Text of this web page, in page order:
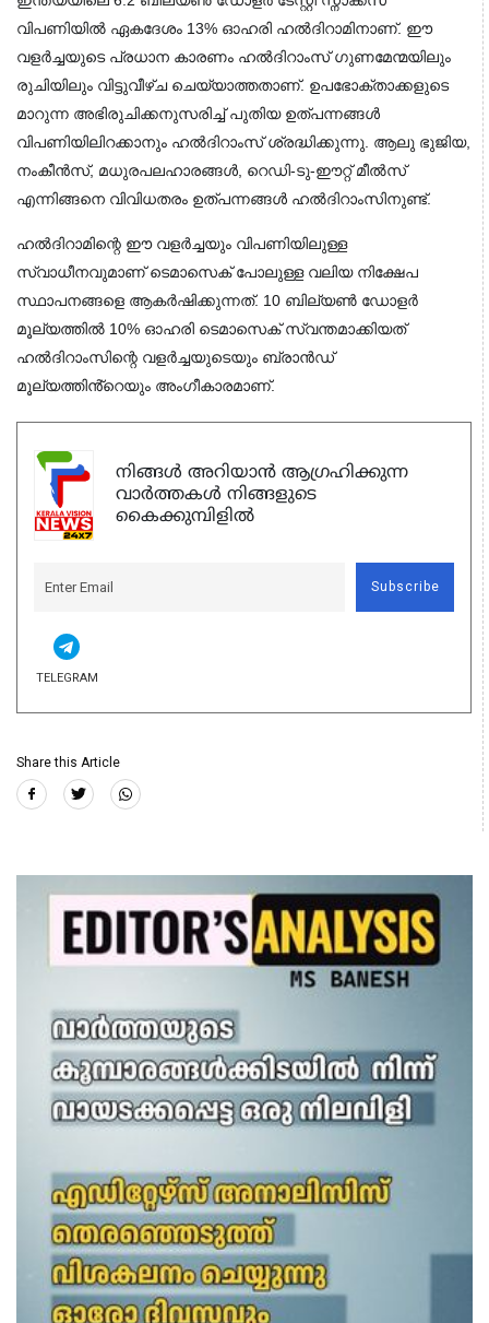
വിപണിയിൽ ഏകദേശം 13% ഓഹരി ഹൽദിറാമിനാണ്. ഈ
വളർച്ചയുടെ പ്രധാന കാരണം ഹൽദിറാംസ് ഗുണമേന്മയിലും
രുചിയിലും വിട്ടുവീഴ്ച ചെയ്യാത്തതാണ്. ഉപഭോക്താക്കളുടെ
മാറുന്ന അഭിരുചിക്കനുസരിച്ച് പുതിയ ഉത്പന്നങ്ങൾ
വിപണിയിലിറക്കാനും ഹൽദിറാംസ് ശ്രദ്ധിക്കുന്നു. ആലു ഭുജിയ,
നംകീൻസ്, മധുരപലഹാരങ്ങൾ, റെഡി-ടു-ഈറ്റ് മീൽസ്
എന്നിങ്ങനെ വിവിധതരം ഉത്പന്നങ്ങൾ ഹൽദിറാംസിനുണ്ട്.
ഹൽദിറാമിന്റെ ഈ വളർച്ചയും വിപണിയിലുള്ള
സ്വാധീനവുമാണ് ടെമാസെക് പോലുള്ള വലിയ നിക്ഷേപ
സ്ഥാപനങ്ങളെ ആകർഷിക്കുന്നത്. 10 ബില്യൺ ഡോളർ
മൂല്യത്തിൽ 10% ഓഹരി ടെമാസെക് സ്വന്തമാക്കിയത്
ഹൽദിറാംസിന്റെ വളർച്ചയുടെയും ബ്രാൻഡ്
മൂല്യത്തിൻ്റെയും അംഗീകാരമാണ്.
നിങ്ങൾ അറിയാൻ ആഗ്രഹിക്കുന്ന
വാർത്തകൾ നിങ്ങളുടെ
കൈക്കുമ്പിളിൽ
Subscribe
TELEGRAM
Share this Article